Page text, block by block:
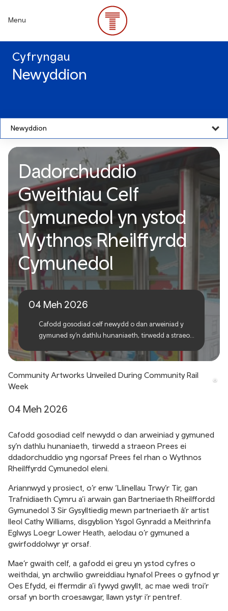
content
Menu
Cyfryngau
Newyddion
Newyddion
Dadorchuddio Gweithiau
Celf Cymunedol yn ystod
Wythnos Rheilffyrdd
Cymunedol
Dadorchuddio
Gweithiau Celf
Cymunedol yn ystod
Wythnos Rheilffyrdd
Cymunedol
04 Meh 2026
Cafodd gosodiad celf newydd o dan arweiniad y
gymuned sy’n dathlu hunaniaeth, tirwedd a straeon
o Wythnos Rheilffyrdd Cymunedol eleni.
Community Artworks Unveiled During Community Rail
Week
04 Meh 2026
Cafodd gosodiad celf newydd o dan arweiniad y gymuned
sy’n dathlu hunaniaeth, tirwedd a straeon Prees ei
ddadorchuddio yng ngorsaf Prees fel rhan o Wythnos
Rheilffyrdd Cymunedol eleni.
Ariannwyd y prosiect, o’r enw ‘Llinellau Trwy’r Tir, gan
Trafnidiaeth Cymru a’i arwain gan Bartneriaeth Rheilffordd
Gymunedol 3 Sir Gysylltiedig mewn partneriaeth â’r artist
lleol Cathy Williams, disgyblion Ysgol Gynradd a Meithrinfa
Eglwys Loegr Lower Heath, aelodau o’r gymuned a
gwirfoddolwyr yr orsaf.
Mae’r gwaith celf, a gafodd ei greu yn ystod cyfres o
weithdai, yn archwilio gwreiddiau hynafol Prees o gyfnod yr
Oes Efydd, ei ffermdir a’i fywyd gwyllt, ac mae wedi troi’r
orsaf yn borth croesawgar, llawn ystyr i’r pentref.